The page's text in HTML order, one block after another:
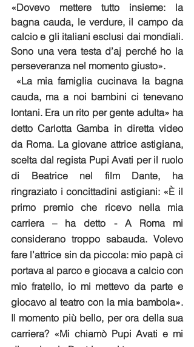
«Dovevo mettere tutto insieme: la
bagna cauda, le verdure, il campo da
calcio e gli italiani esclusi dai mondiali.
Sono una vera testa d’aj perché ho la
perseveranza nel momento giusto».
cauda, ma a noi bambini ci tenevano
lontani. Era un rito per gente adulta» ha
detto Carlotta Gamba in diretta video
da Roma. La giovane attrice astigiana,
scelta dal regista Pupi Avati per il ruolo
di Beatrice nel film Dante, ha
ringraziato i concittadini astigiani: «È il
primo premio che ricevo nella mia
carriera – ha detto - A Roma mi
considerano troppo sabauda. Volevo
fare l’attrice sin da piccola: mio papà ci
portava al parco e giocava a calcio con
mio fratello, io mi mettevo da parte e
giocavo al teatro con la mia bambola».
Il momento più bello, per ora della sua
carriera? «Mi chiamò Pupi Avati e mi